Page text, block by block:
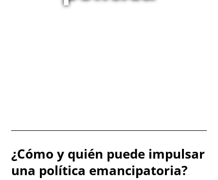
¿Cómo y quién puede impulsar
una política emancipatoria?